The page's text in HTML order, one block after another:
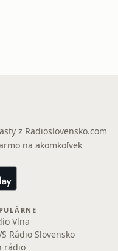
z Radioslovensko.com
na akomkoľvek
Vlna
Rádio Slovensko
rádio